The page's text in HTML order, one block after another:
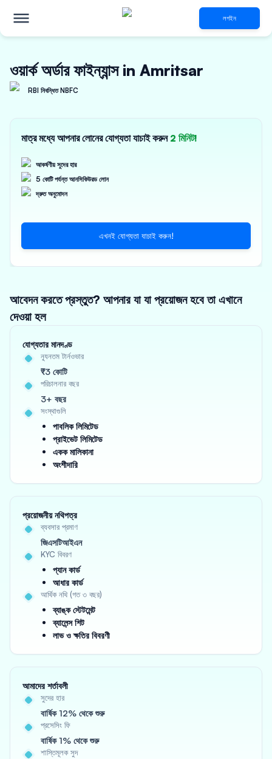
লগইন
ওয়ার্ক অর্ডার ফাইন্যান্স in Amritsar
RBI নিবন্ধিত NBFC
মাত্র মধ্যে আপনার লোনের যোগ্যতা যাচাই করুন 2 মিনিট!
আকর্ষণীয় সুদের হার
5 কোটি পর্যন্ত আনসিকিউরড লোন
দ্রুত অনুমোদন
এখনই যোগ্যতা যাচাই করুন!
আবেদন করতে প্রস্তুত? আপনার যা যা প্রয়োজন হবে তা এখানে
দেওয়া হল
যোগ্যতার মানদণ্ড
ন্যূনতম টার্নওভার
₹3 কোটি
পরিচালনার বছর
3+ বছর
সংস্থাগুলি
পাবলিক লিমিটেড
প্রাইভেট লিমিটেড
একক মালিকানা
অংশীদারি
প্রয়োজনীয় নথিপত্র
ব্যবসার প্রমাণ
জিএসটিআইএন
KYC বিবরণ
প্যান কার্ড
আধার কার্ড
আর্থিক নথি (গত ৩ বছর)
ব্যাঙ্ক স্টেটমেন্ট
ব্যালেন্স শিট
লাভ ও ক্ষতির বিবরণী
আমাদের শর্তাবলী
সুদের হার
বার্ষিক 12% থেকে শুরু
প্রসেসিং ফি
বার্ষিক 1% থেকে শুরু
শাস্তিমূলক সুদ